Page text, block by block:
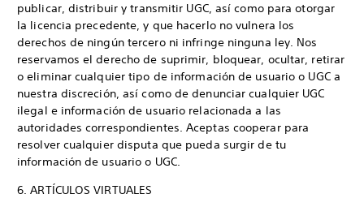
publicar, distribuir y transmitir UGC, así como para otorgar
la licencia precedente, y que hacerlo no vulnera los
derechos de ningún tercero ni infringe ninguna ley. Nos
reservamos el derecho de suprimir, bloquear, ocultar, retirar
o eliminar cualquier tipo de información de usuario o UGC a
nuestra discreción, así como de denunciar cualquier UGC
ilegal e información de usuario relacionada a las
autoridades correspondientes. Aceptas cooperar para
resolver cualquier disputa que pueda surgir de tu
información de usuario o UGC.
6. ARTÍCULOS VIRTUALES